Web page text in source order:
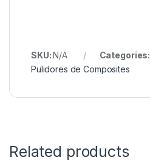
SKU:N/A Categories:
Pulidores de Composites
Related products